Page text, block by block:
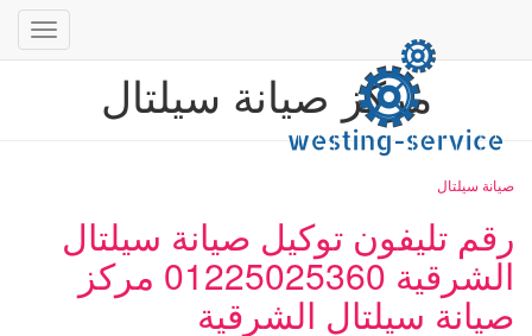
تبديل
مركز صيانة سيلتال
صيانة سيلتال
رقم تليفون توكيل صيانة سيلتال
الشرقية 01225025360 مركز
صيانة سيلتال الشرقية